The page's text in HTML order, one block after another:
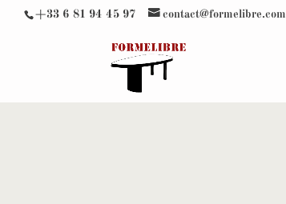
+33 6 81 94 45 97 contact@formelibre.com